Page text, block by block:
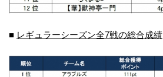
■ レギュラーシーズン全7戦の総合成績